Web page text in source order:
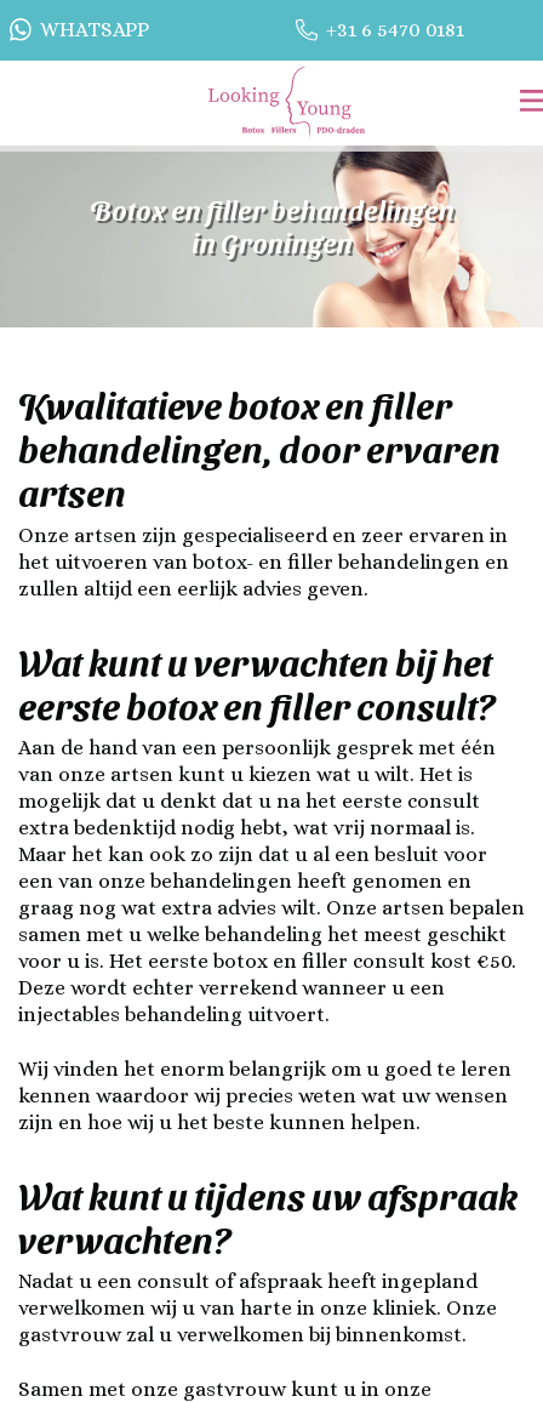
WHATSAPP +31 6 5470 0181
Botox en filler behandelingen
in Groningen
Kwalitatieve botox en filler
behandelingen, door ervaren
artsen
Onze artsen zijn gespecialiseerd en zeer ervaren in
het uitvoeren van botox- en filler behandelingen en
zullen altijd een eerlijk advies geven.
Wat kunt u verwachten bij het
eerste botox en filler consult?
Aan de hand van een persoonlijk gesprek met één
van onze artsen kunt u kiezen wat u wilt. Het is
mogelijk dat u denkt dat u na het eerste consult
extra bedenktijd nodig hebt, wat vrij normaal is.
Maar het kan ook zo zijn dat u al een besluit voor
een van onze behandelingen heeft genomen en
graag nog wat extra advies wilt. Onze artsen bepalen
samen met u welke behandeling het meest geschikt
voor u is. Het eerste botox en filler consult kost €50.
Deze wordt echter verrekend wanneer u een
injectables behandeling uitvoert.
Wij vinden het enorm belangrijk om u goed te leren
kennen waardoor wij precies weten wat uw wensen
zijn en hoe wij u het beste kunnen helpen.
Wat kunt u tijdens uw afspraak
verwachten?
Nadat u een consult of afspraak heeft ingepland
verwelkomen wij u van harte in onze kliniek. Onze
gastvrouw zal u verwelkomen bij binnenkomst.
Samen met onze gastvrouw kunt u in onze